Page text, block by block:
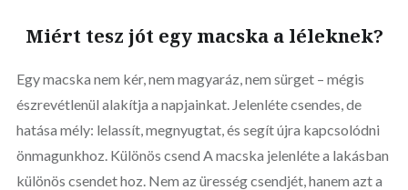
Miért tesz jót egy macska a léleknek?
Egy macska nem kér, nem magyaráz, nem sürget – mégis
észrevétlenül alakítja a napjainkat. Jelenléte csendes, de
hatása mély: lelassít, megnyugtat, és segít újra kapcsolódni
önmagunkhoz. Különös csend A macska jelenléte a lakásban
különös csendet hoz. Nem az üresség csendjét, hanem azt a